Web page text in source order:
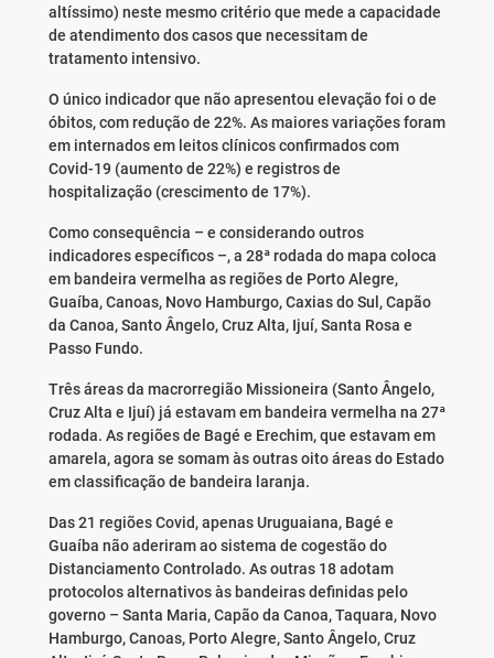
altíssimo) neste mesmo critério que mede a capacidade
de atendimento dos casos que necessitam de
tratamento intensivo.
O único indicador que não apresentou elevação foi o de
óbitos, com redução de 22%. As maiores variações foram
em internados em leitos clínicos confirmados com
Covid-19 (aumento de 22%) e registros de
hospitalização (crescimento de 17%).
Como consequência – e considerando outros
indicadores específicos –, a 28ª rodada do mapa coloca
em bandeira vermelha as regiões de Porto Alegre,
Guaíba, Canoas, Novo Hamburgo, Caxias do Sul, Capão
da Canoa, Santo Ângelo, Cruz Alta, Ijuí, Santa Rosa e
Passo Fundo.
Três áreas da macrorregião Missioneira (Santo Ângelo,
Cruz Alta e Ijuí) já estavam em bandeira vermelha na 27ª
rodada. As regiões de Bagé e Erechim, que estavam em
amarela, agora se somam às outras oito áreas do Estado
em classificação de bandeira laranja.
Das 21 regiões Covid, apenas Uruguaiana, Bagé e
Guaíba não aderiram ao sistema de cogestão do
Distanciamento Controlado. As outras 18 adotam
protocolos alternativos às bandeiras definidas pelo
governo – Santa Maria, Capão da Canoa, Taquara, Novo
Hamburgo, Canoas, Porto Alegre, Santo Ângelo, Cruz